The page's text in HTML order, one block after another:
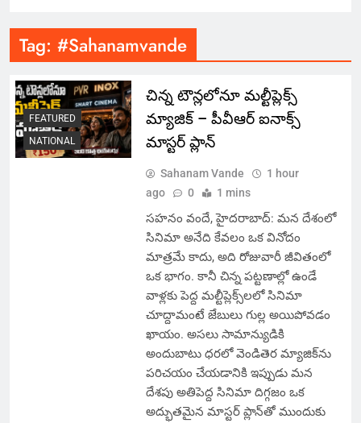
Tag: #Sahanamvande
FEATURED
NATIONAL
చిన్న టౌన్లలోనూ మల్టీప్లెక్స్‌
మ్యాజిక్ – పీవీఆర్ ఐనాక్స్
మాస్టర్ ప్లాన్
Sahanam Vande
1 hour
ago
0 1 mins
సహనం వందే, హైదరాబాద్: మన దేశంలో
సినిమా అనేది కేవలం ఒక వినోదం
మాత్రమే కాదు, అది రోజువారీ జీవితంలో
ఒక భాగం. కానీ చిన్న పట్టణాల్లో ఉండే
వాళ్లకు పెద్ద మల్టీప్లెక్స్‌లలో సినిమా
చూద్దామంటే జేబులు గుల్ల అయిపోవడం
ఖాయం. అసలు సామాన్యుడికి
అందుబాటు ధరలో వెండితెర మ్యాజిక్‌ను
పరిచయం చేయడానికి ఇప్పుడు మన
దేశపు అతిపెద్ద సినిమా దిగ్గజం ఒక
అద్భుతమైన మాస్టర్ ప్లాన్‌తో ముందుకు